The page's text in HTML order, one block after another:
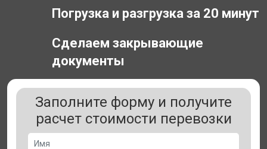
Погрузка и разгрузка за 20 минут
Сделаем закрывающие
документы
Заполните форму и получите
расчет стоимости перевозки